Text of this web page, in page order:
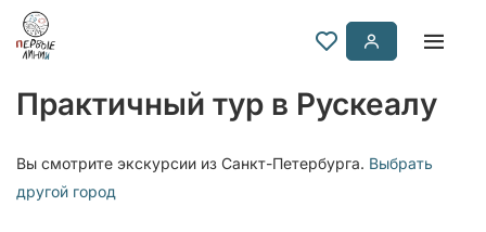
Практичный тур в Рускеалу
Вы смотрите экскурсии из Санкт-Петербурга. Выбрать
другой город